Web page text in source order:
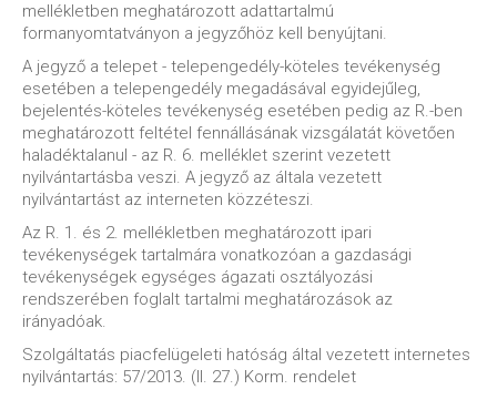
mellékletben meghatározott adattartalmú
formanyomtatványon a jegyzőhöz kell benyújtani.
A jegyző a telepet - telepengedély-köteles tevékenység
esetében a telepengedély megadásával egyidejűleg,
bejelentés-köteles tevékenység esetében pedig az R.-ben
meghatározott feltétel fennállásának vizsgálatát követően
haladéktalanul - az R. 6. melléklet szerint vezetett
nyilvántartásba veszi. A jegyző az általa vezetett
nyilvántartást az interneten közzéteszi.
Az R. 1. és 2. mellékletben meghatározott ipari
tevékenységek tartalmára vonatkozóan a gazdasági
tevékenységek egységes ágazati osztályozási
rendszerében foglalt tartalmi meghatározások az
irányadóak.
Szolgáltatás piacfelügeleti hatóság által vezetett internetes
nyilvántartás: 57/2013. (II. 27.) Korm. rendelet